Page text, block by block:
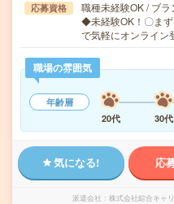
応募資格
職種未経験OK / ブ
◆未経験OK！〇ま
で気軽にオンライ
職場の雰囲気
年齢層
20代
30代
気になる! 応
派遣会社 株式会社綜合キャ